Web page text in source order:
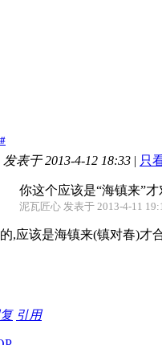
#
发表于 2013-4-12 18:33 | 只
你这个应该是“海镇来”
泥瓦匠心 发表于 2013-4-11
,应该是海镇来(镇对春)才
引用